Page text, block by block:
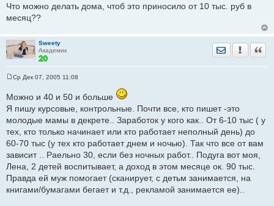
Что можно делать дома, чтоб это приносило от 10 тыс. руб в
месяц??
Sweety
Академик
Отправить
о
щ
е
и
е
Ср Дек 07, 2005 11:08
Можно и 40 и 50 и больше
Я пишу курсовые, контрольные. Почти все, кто пишет -это
молодые мамы в декрете.. Заработок у кого как.. От 6-10 тыс ( у
тех, кто только начинает или кто работает неполный день) до
60-70 тыс (у тех кто работает днем и ночью). Так что все от вам
зависит .. Раельно 30, если без ночных работ.. Подуга вот моя,
Лена, 2 детей воспитывает, а доход в этом месяце ок. 90 тыс.
Правда ей муж помогает (сканирует, с детьм занимается, на
книгами/бумагами бегает и т.д., рекламой занимается ее)..